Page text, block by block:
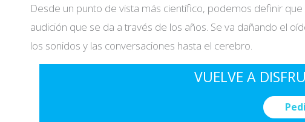
Desde un punto de vista más científico, podemos definir
audición que se da a través de los años. Se va dañando el
los sonidos y las conversaciones hasta el cerebro.
VUELVE A